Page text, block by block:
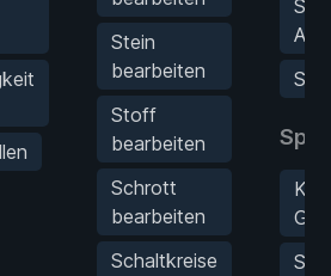
Stein
bearbeiten
Stoff
bearbeiten
Schrott
bearbeiten
Schaltkreise